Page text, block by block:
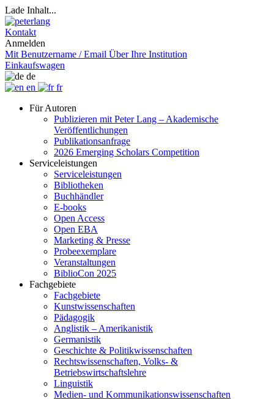
Lade Inhalt...
Kontakt
Anmelden
Mit Benutzername / Email Über Ihre Institution
Einkaufswagen
de
en
fr
Für Autoren
Publizieren mit Peter Lang – Akademische
Veröffentlichungen
Publikationsanfrage
2026 Emerging Scholars Competition
Serviceleistungen
Serviceleistungen
Bibliotheken
Buchhändler
E-books
Open Access
Open EBA
Marketing & Presse
Probeexemplare
Veranstaltungen
BiblioCon 2025
Fachgebiete
Fachgebiete
Kunstwissenschaften
Pädagogik
Anglistik – Amerikanistik
Germanistik
Geschichte & Politikwissenschaften
Rechtswissenschaften, Volks- &
Betriebswirtschaftslehre
Linguistik
Medien- und Kommunikationswissenschaften